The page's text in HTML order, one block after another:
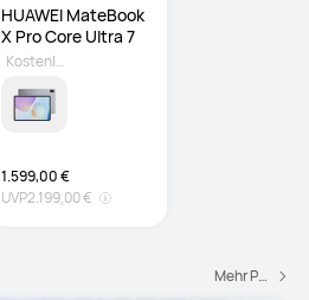
HUAWEI MateBook
X Pro Core Ultra 7
1.599,00 €
UVP2.199,00 €
Kostenlos dazu sichern
Mehr Produkte